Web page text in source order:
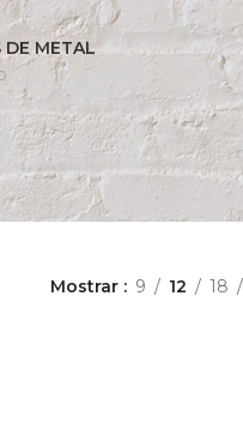
DE METAL
Mostrar 9 12 18